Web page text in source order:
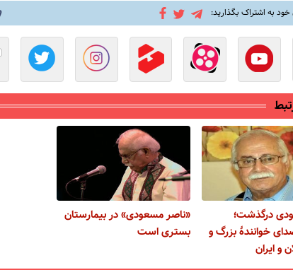
خود به اشتراک بگذارید:
درگذشت؛
خوانندۀ بزرگ و
و ایران
«ناصر مسعودی» در بیمارستان
بستری است